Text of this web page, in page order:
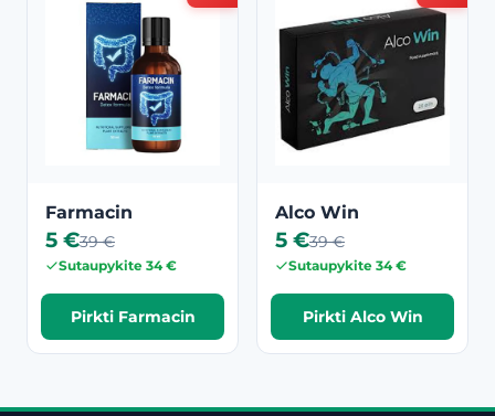
Farmacin
5 €39 €
Sutaupykite 34 €
Pirkti Farmacin
Alco Win
5 €39 €
Sutaupykite 34 €
Pirkti Alco Win